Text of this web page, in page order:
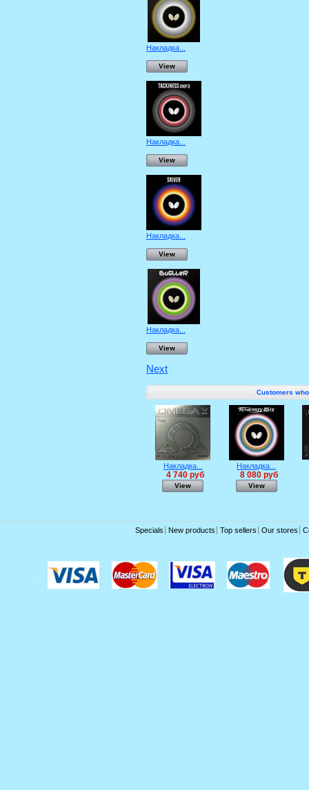
Накладка...
View
Накладка...
View
Накладка...
View
Накладка...
View
Next
Customers
Накладка...
4 740 руб
View
Накладка...
8 080 руб
View
Specials New products Top sellers Our stores